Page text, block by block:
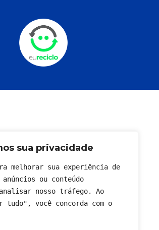
sua privacidade
melhorar sua experiência de
ou conteúdo
nosso tráfego. Ao
você concorda com o